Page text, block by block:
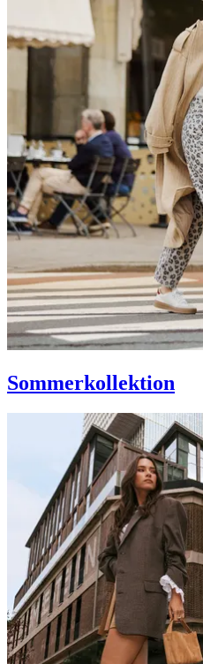
Sommerkollektion